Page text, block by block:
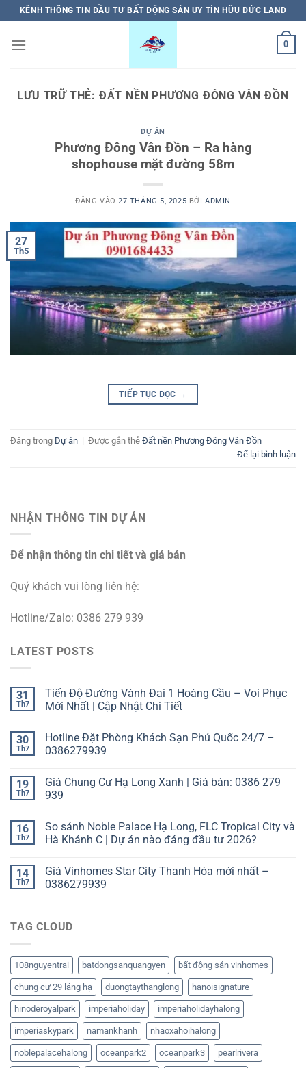
qua
nội
KÊNH THÔNG TIN ĐẦU TƯ BẤT ĐỘNG SẢN UY TÍN HỮU ĐỨC LAND
0
LƯU TRỮ THẺ: ĐẤT NỀN PHƯƠNG ĐÔNG VÂN ĐỒN
DỰ ÁN
Phương Đông Vân Đồn – Ra hàng
shophouse mặt đường 58m
ĐĂNG VÀO27 THÁNG 5, 2025 BỞI ADMIN
27
Th5
TIẾP TỤC ĐỌC →
Đăng trong Dự án | Được gắn thẻ Đất nền Phương Đông Vân Đồn
Để lại bình luận
NHẬN THÔNG TIN DỰ ÁN
Để nhận thông tin chi tiết và giá bán
Quý khách vui lòng liên hệ:
Hotline/Zalo: 0386 279 939
LATEST POSTS
31
Th7
Tiến Độ Đường Vành Đai 1 Hoàng Cầu – Voi Phục
Mới Nhất | Cập Nhật Chi Tiết
30
Th7
Hotline Đặt Phòng Khách Sạn Phú Quốc 24/7 –
0386279939
19
Th7
Giá Chung Cư Hạ Long Xanh | Giá bán: 0386 279
939
16
Th7
So sánh Noble Palace Hạ Long, FLC Tropical City và
Hà Khánh C | Dự án nào đáng đầu tư 2026?
14
Th7
Giá Vinhomes Star City Thanh Hóa mới nhất –
0386279939
TAG CLOUD
108nguyentrai batdongsanquangyen bất động sản vinhomes
chung cư 29 láng hạ duongtaythanglong hanoisignature
hinoderoyalpark imperiaholiday imperiaholidayhalong
imperiaskypark namankhanh nhaoxahoihalong
noblepalacehalong oceanpark2 oceanpark3 pearlrivera